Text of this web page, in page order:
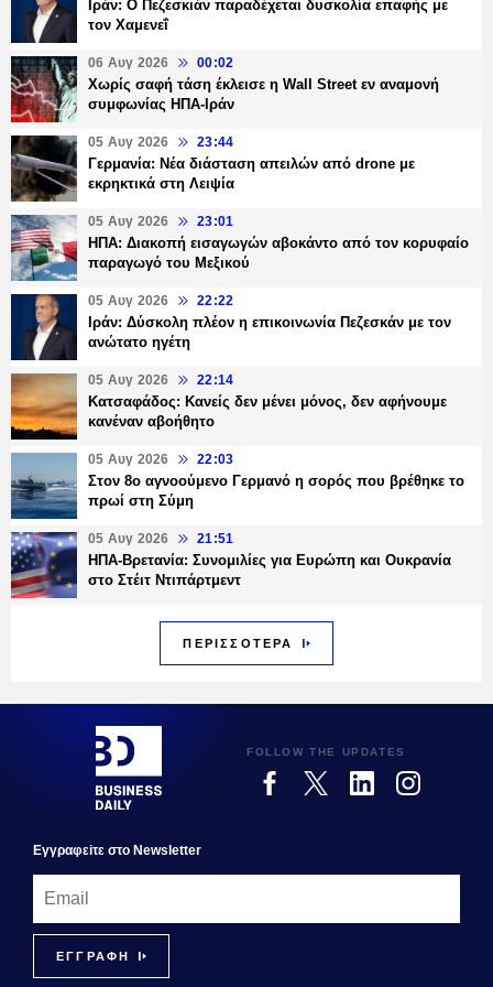
Ιράν: Ο Πεζεσκιάν παραδέχεται δυσκολία επαφής με
τον Χαμενεΐ
06 Αυγ 2026 00:02
Χωρίς σαφή τάση έκλεισε η Wall Street εν αναμονή
συμφωνίας ΗΠΑ-Ιράν
05 Αυγ 2026 23:44
Γερμανία: Νέα διάσταση απειλών από drone με
εκρηκτικά στη Λειψία
05 Αυγ 2026 23:01
ΗΠΑ: Διακοπή εισαγωγών αβοκάντο από τον κορυφαίο
παραγωγό του Μεξικού
05 Αυγ 2026 22:22
Ιράν: Δύσκολη πλέον η επικοινωνία Πεζεσκάν με τον
ανώτατο ηγέτη
05 Αυγ 2026 22:14
Κατσαφάδος: Κανείς δεν μένει μόνος, δεν αφήνουμε
κανέναν αβοήθητο
05 Αυγ 2026 22:03
Στον 8ο αγνοούμενο Γερμανό η σορός που βρέθηκε το
πρωί στη Σύμη
05 Αυγ 2026 21:51
ΗΠΑ-Βρετανία: Συνομιλίες για Ευρώπη και Ουκρανία
στο Στέιτ Ντιπάρτμεντ
ΠΕΡΙΣΣΟΤΕΡΑ
FOLLOW THE UPDATES
Εγγραφεiτε στο Newsletter